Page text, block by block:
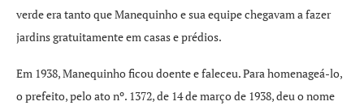
verde era tanto que Manequinho e sua equipe chegavam a fazer
jardins gratuitamente em casas e prédios.
Em 1938, Manequinho ficou doente e faleceu. Para homenageá-lo,
o prefeito, pelo ato nº. 1372, de 14 de março de 1938, deu o nome